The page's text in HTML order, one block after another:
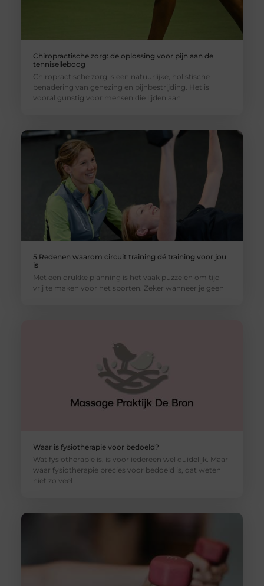
Chiropractische zorg: de oplossing voor pijn aan de
tenniselleboog
Chiropractische zorg is een natuurlijke, holistische
benadering van genezing en pijnbestrijding. Het is
vooral gunstig voor mensen die lijden aan
5 Redenen waarom circuit training dé training voor jou
is
Met een drukke planning is het vaak puzzelen om tijd
vrij te maken voor het sporten. Zeker wanneer je geen
Waar is fysiotherapie voor bedoeld?
Wat fysiotherapie is, is voor iedereen wel duidelijk. Maar
waar fysiotherapie precies voor bedoeld is, dat weten
niet zo veel